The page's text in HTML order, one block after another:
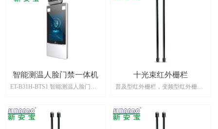
号。当有非法入侵时即报警。防雨
淋结构，除具有防拆、防剪线功能
外有效防止入侵者采用破坏手段，
具有很好的防范作用。红外对射产
品适合家庭住宅区、楼盘别墅、厂
大、 功耗高、不便隽的缺陷，采用
智能测温人脸门禁一体机
ET-B31H-BTS1 智能测温人脸门禁
EP-BTS1智能测温人脸门禁一体机
是一款集人脸识别技术和非接触式
测温于一体的高性能、高可靠性的
十光束红外栅栏
普及型红外栅栏，变频型红外栅
杆”、“红外光栅”）是主动红外对射
的一种，采用多束红外光对射，发
射器向接收器发出红外光，一旦有